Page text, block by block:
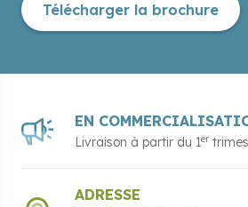
Télécharger la brochure
EN
Livraison à partir du 1er
ADRESSE